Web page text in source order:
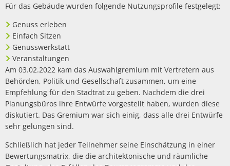
Für das Gebäude wurden folgende Nutzungsprofile festgelegt:
Genuss erleben
Einfach Sitzen
Genusswerkstatt
Veranstaltungen
Am 03.02.2022 kam das Auswahlgremium mit Vertretern aus
Behörden, Politik und Gesellschaft zusammen, um eine
Empfehlung für den Stadtrat zu geben. Nachdem die drei
Planungsbüros ihre Entwürfe vorgestellt haben, wurden diese
diskutiert. Das Gremium war sich einig, dass alle drei Entwürfe
sehr gelungen sind.
Schließlich hat jeder Teilnehmer seine Einschätzung in einer
Bewertungsmatrix, die die architektonische und räumliche